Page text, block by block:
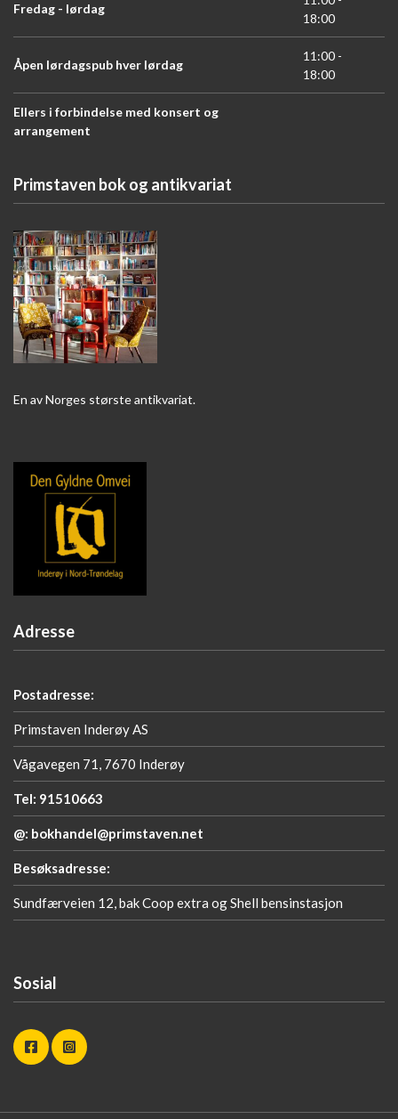
Fredag - lørdag
18:00
Åpen lørdagspub hver lørdag
11:00 -
18:00
Ellers i forbindelse med konsert og
arrangement
Primstaven bok og antikvariat
En av Norges største antikvariat.
Adresse
Postadresse:
Primstaven Inderøy AS
Vågavegen 71, 7670 Inderøy
Tel: 91510663
@: bokhandel@primstaven.net
Besøksadresse:
Sundfærveien 12, bak Coop extra og Shell bensinstasjon
Sosial